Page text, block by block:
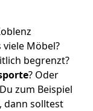
Möbel?
begrenzt?
? Oder
zum Beispiel
dann solltest